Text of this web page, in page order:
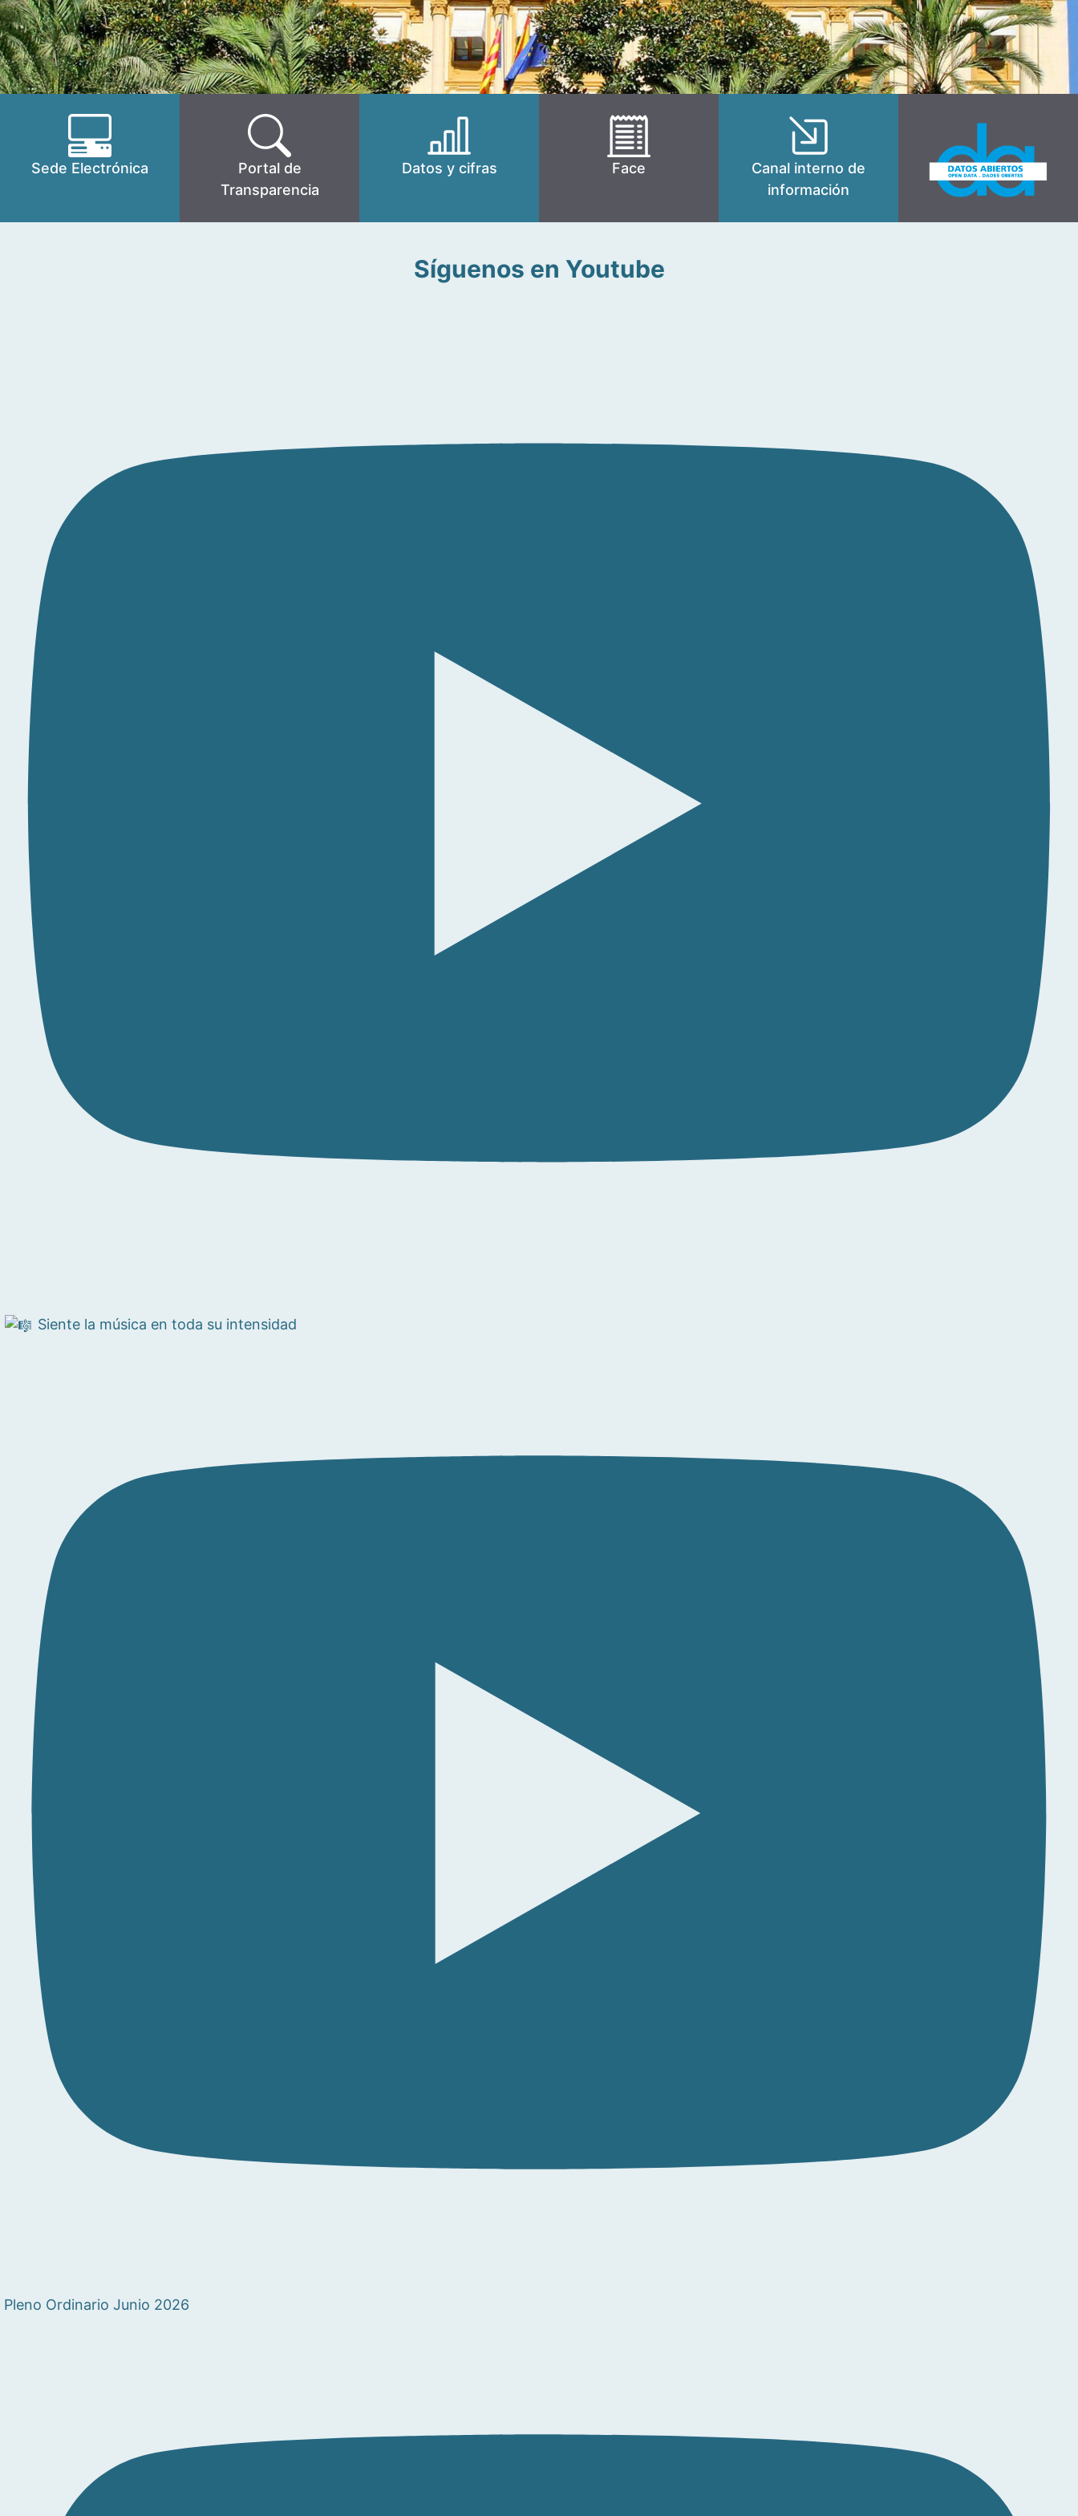
Sede Electrónica
Portal de
Transparencia
Datos y cifras Face
Canal interno de
información
Síguenos en Youtube
Siente la música en toda su intensidad
Pleno Ordinario Junio 2026